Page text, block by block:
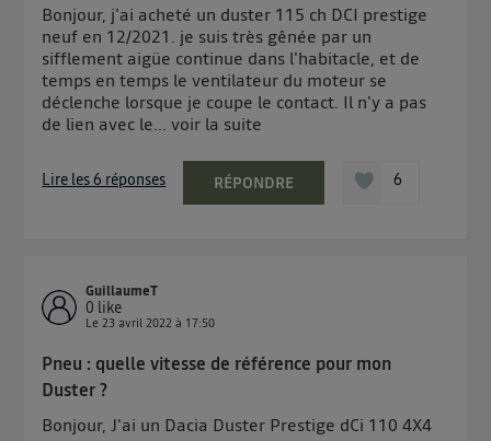
Bonjour, j'ai acheté un duster 115 ch DCI prestige
neuf en 12/2021. je suis très gênée par un
sifflement aigüe continue dans l'habitacle, et de
temps en temps le ventilateur du moteur se
déclenche lorsque je coupe le contact. Il n'y a pas
de lien avec le...voir la suite
Lire les 6 réponses RÉPONDRE 6
GuillaumeT
0 like
Le23 avril 2022 à 17:50
Pneu : quelle vitesse de référence pour mon
Duster ?
Bonjour, J'ai un Dacia Duster Prestige dCi 110 4X4